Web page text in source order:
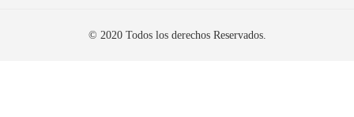
© 2020 Todos los derechos Reservados.